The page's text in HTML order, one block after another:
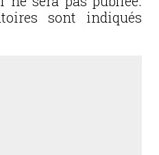
sont indiqués